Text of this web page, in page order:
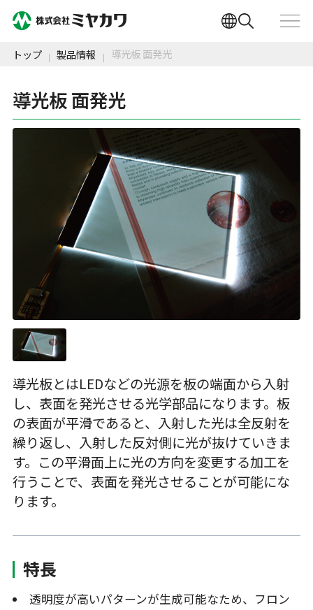
トップ 製品情報 導光板 面発光
導光板 面発光
導光板とはLEDなどの光源を板の端面から入射
し、表面を発光させる光学部品になります。板
の表面が平滑であると、入射した光は全反射を
繰り返し、入射した反対側に光が抜けていきま
す。この平滑面上に光の方向を変更する加工を
行うことで、表面を発光させることが可能にな
ります。
特長
透明度が高いパターンが生成可能なため、フロン